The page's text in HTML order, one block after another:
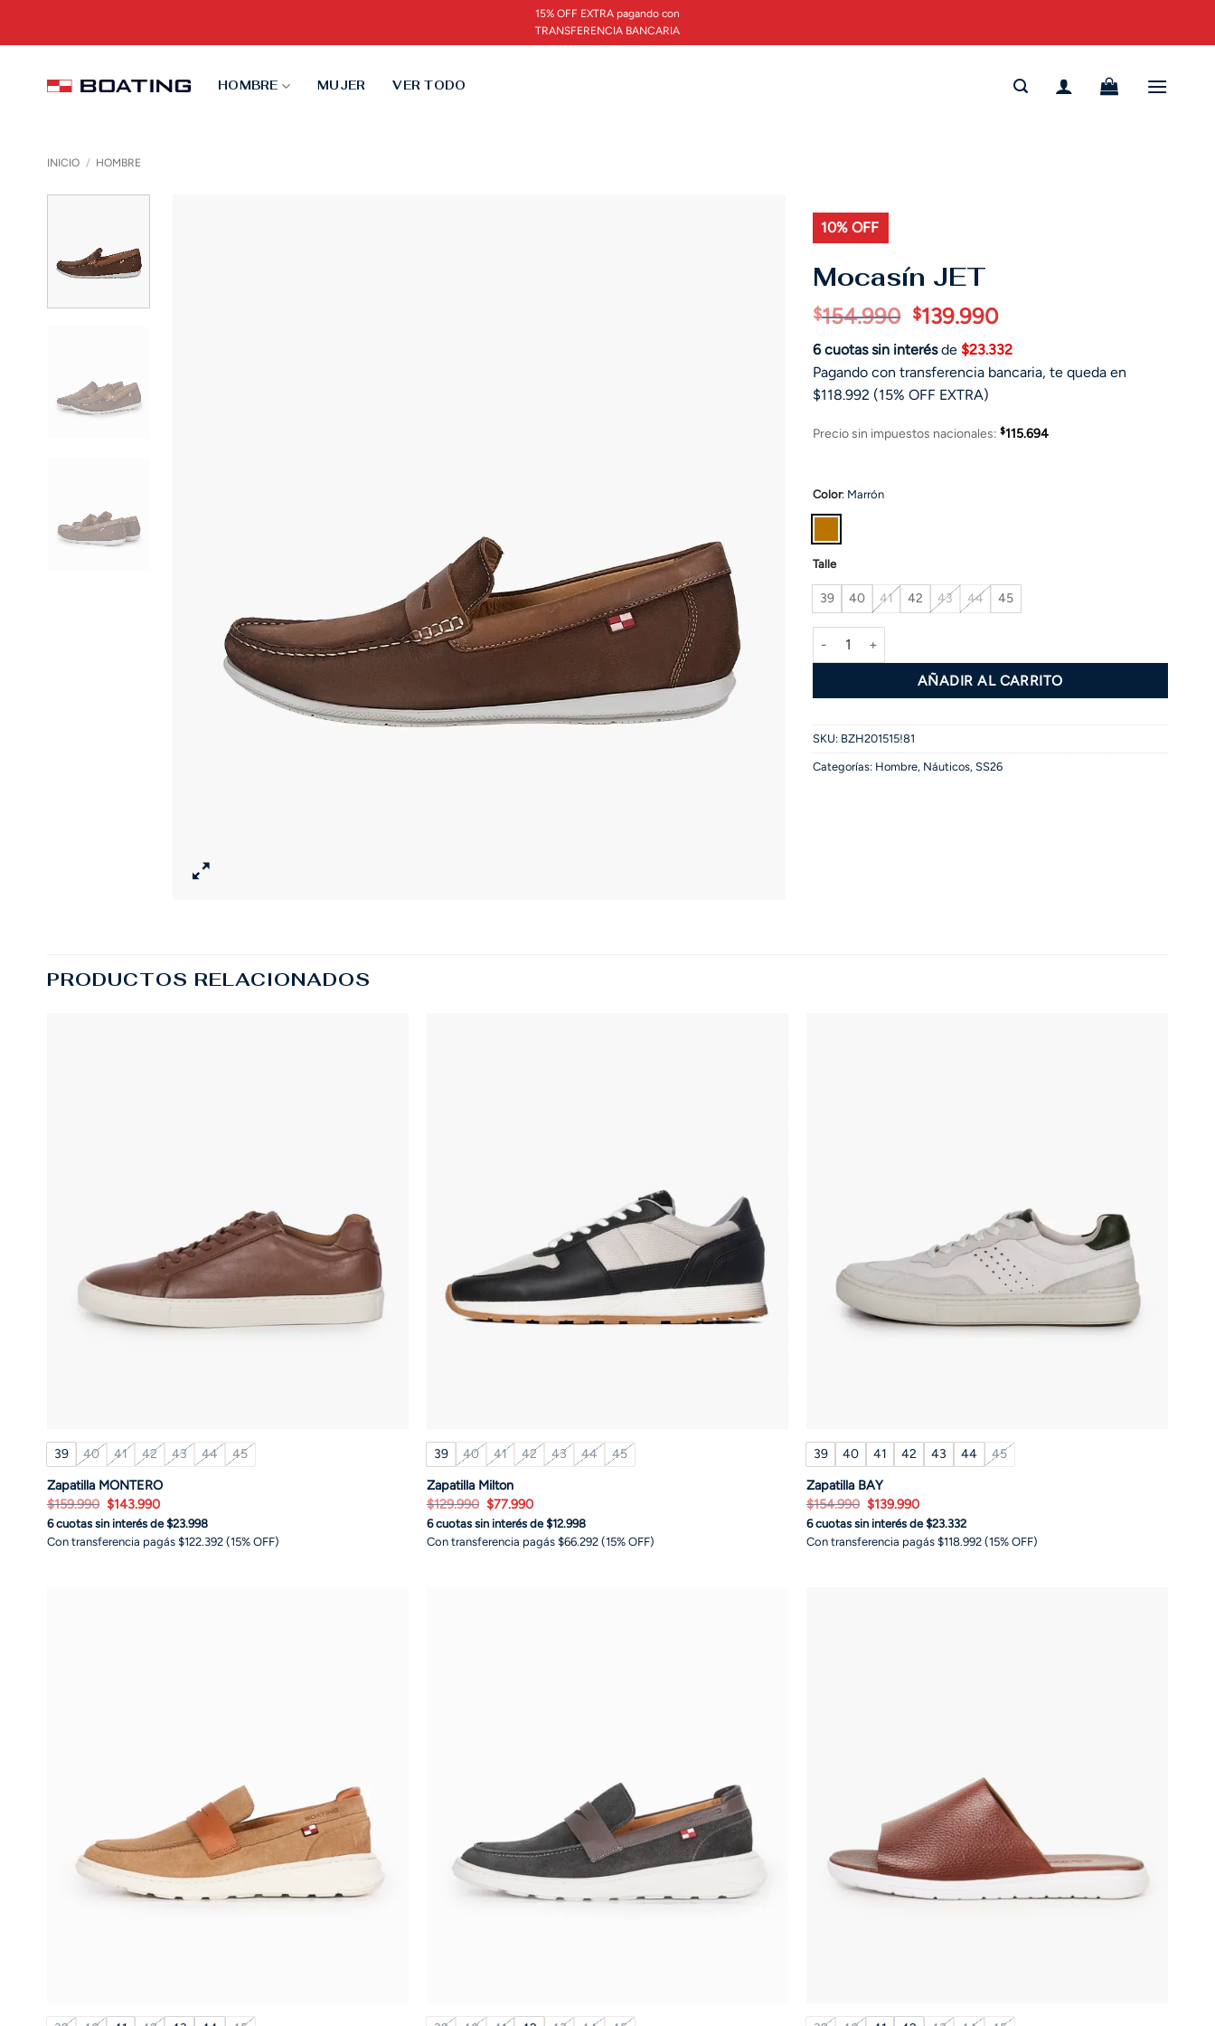
15% OFF EXTRA pagando con
TRANSFERENCIA BANCARIA
HOMBRE MUJER VER TODO
INICIO / HOMBRE
10% OFF
Mocasín JET
$154.990 El
precio
original
era:
$154.990.
$139.990El
actual
es:
6 cuotas sin interésde $23.332
Pagando con transferencia bancaria, te queda en
$118.992 (15% OFF EXTRA)
Precio sin impuestos nacionales: $115.694
Color: Marrón
Talle
39 40 41 42 43 44 45
Mocasín JET cantidad
AÑADIR AL CARRITO
SKU: BZH201515!81
Categorías: Hombre, Náuticos, SS26
PRODUCTOS RELACIONADOS
39 40 41 42 43 44 45
Zapatilla MONTERO
$159.990 El
precio
original
era:
$159.990.
$143.990El
precio
actual
es:
$143.990.
6 cuotas sin interés de $23.998
Con transferencia pagás $122.392 (15% OFF)
39 40 41 42 43 44 45
Zapatilla Milton
$129.990 El
precio
original
era:
$129.990.
$77.990El
precio
actual
es:
$77.990.
6 cuotas sin interés de $12.998
Con transferencia pagás $66.292 (15% OFF)
39 40 41 42 43 44 45
Zapatilla BAY
$154.990 El
precio
original
era:
$154.990.
$139.990El
precio
actual
es:
$139.990.
6 cuotas sin interés de $23.332
Con transferencia pagás $118.992 (15% OFF)